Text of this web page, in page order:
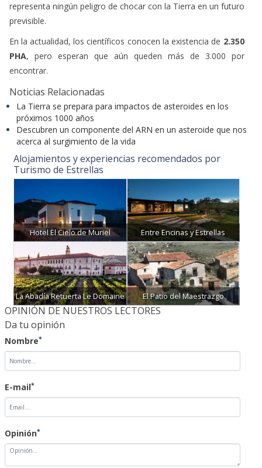
representa ningún peligro de chocar con la Tierra en un futuro
previsible.
En la actualidad, los científicos conocen la existencia de 2.350
PHA, pero esperan que aún queden más de 3.000 por
encontrar.
Noticias Relacionadas
La Tierra se prepara para impactos de asteroides en los
próximos 1000 años
Descubren un componente del ARN en un asteroide que nos
acerca al surgimiento de la vida
Alojamientos y experiencias recomendados por
Turismo de Estrellas
Hotel El Cielo de Muriel Entre Encinas y Estrellas
La Abadía Retuerta Le Domaine El Patio del Maestrazgo
OPINIÓN DE NUESTROS LECTORES
Da tu opinión
Nombre*
E-mail*
Opinión*